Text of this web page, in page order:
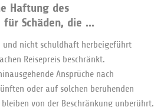
Haftung des
Schäden, die ...
und nicht schuldhaft herbeigeführt
Reisepreis beschränkt.
Ansprüche nach
oder auf solchen beruhenden
von der Beschränkung unberührt.